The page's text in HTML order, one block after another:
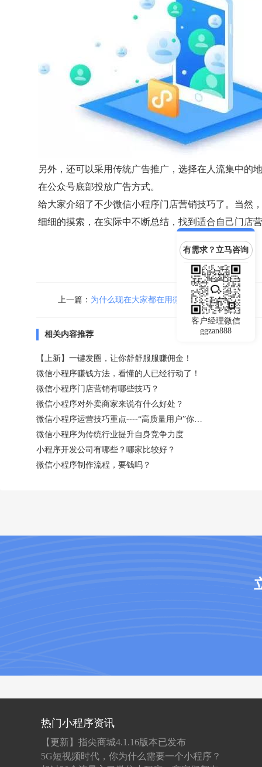
另外，还可以采用传统广告推广，选择在人流集中的
在公众号底部投放广告方式。
给大家介绍了不少微信小程序门店营销技巧了。当然
细细的摸索，在实际中不断总结，找到适合自己门店
上一篇： 为什么现在大家都在用微信小程序做商城呢？
相关内容推荐
【上新】一键发圈，让你舒舒服服赚佣金！
微信小程序赚钱方法，看懂的人已经行动了！
微信小程序门店营销有哪些技巧？
微信小程序对外卖商家来说有什么好处？
微信小程序为传统行业提升自身竞争力度
小程序开发公司有哪些？哪家比较好？
微信小程序制作流程，要钱吗？
有需求？立马咨询
客户经理微信
ggzan888
热门小程序资讯
【更新】指尖商城4.1.16版本已发布
5G短视频时代，你为什么需要一个小程序？